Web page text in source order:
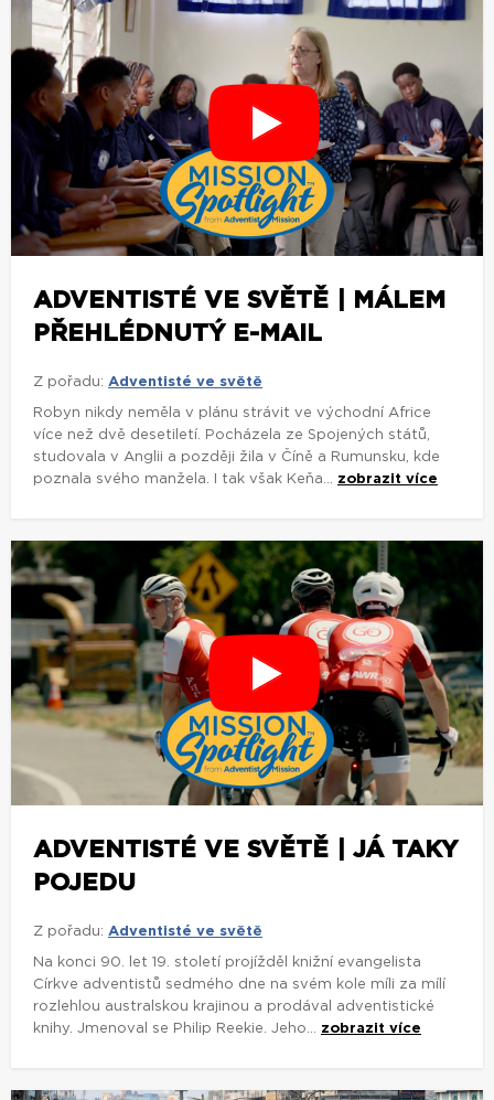
ADVENTISTÉ VE SVĚTĚ | MÁLEM
PŘEHLÉDNUTÝ E-MAIL
Z pořadu: Adventisté ve světě
Robyn nikdy neměla v plánu strávit ve východní Africe
více než dvě desetiletí. Pocházela ze Spojených států,
studovala v Anglii a později žila v Číně a Rumunsku, kde
poznala svého manžela. I tak však Keňa... zobrazit více
ADVENTISTÉ VE SVĚTĚ | JÁ TAKY
POJEDU
Z pořadu: Adventisté ve světě
Na konci 90. let 19. století projížděl knižní evangelista
Církve adventistů sedmého dne na svém kole míli za mílí
rozlehlou australskou krajinou a prodával adventistické
knihy. Jmenoval se Philip Reekie. Jeho... zobrazit více